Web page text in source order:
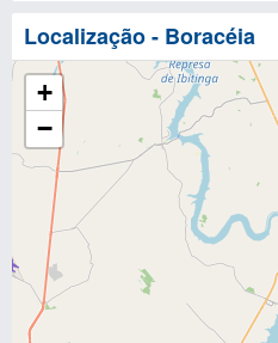
Localização - Boracéia
+
−